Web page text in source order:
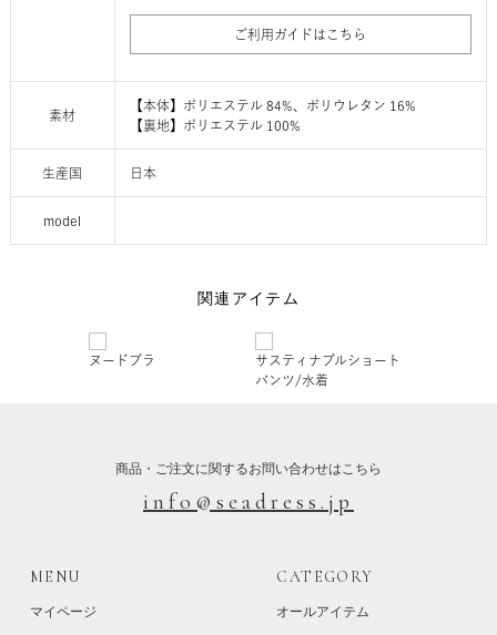
ご利用ガイドはこちら
素材
【本体】ポリエステル 84%、ポリウレタン 16%
【裏地】ポリエステル 100%
生産国 日本
model
関連アイテム
ヌードブラ
サスティナブルショート
パンツ/水着
商品・ご注文に関するお問い合わせはこちら
info@seadress.jp
MENU
マイページ
CATEGORY
オールアイテム